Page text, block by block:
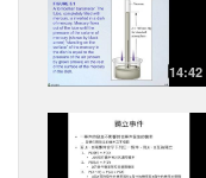
14:42